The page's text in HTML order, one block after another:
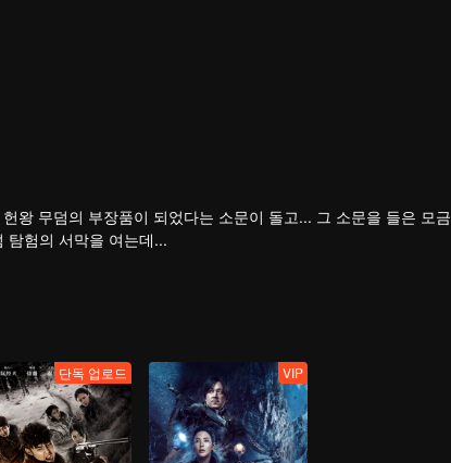
왕 무덤의 부장품이 되었다는 소문이 돌고... 그 소문을 들은 모금
탐험의 서막을 여는데...
단독 업로드 VIP